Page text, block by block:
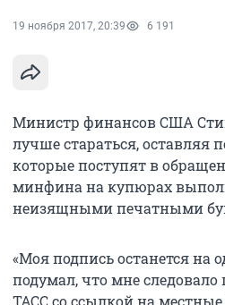
19 ноября 2017, 20:39 6 191
Министр финансов США
лучше стараться, оставляя
которые поступят в
минфина на купюрах
неизящными печатными
«Моя подпись останется на
подумал, что мне
ТАСС со ссылкой на